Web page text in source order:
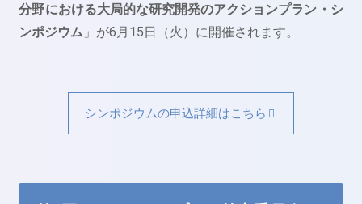
分野における大局的な研究開発のアクションプラン・シ
ンポジウム 」が6月15日（火）に開催されます。
シンポジウムの申込詳細はこちら